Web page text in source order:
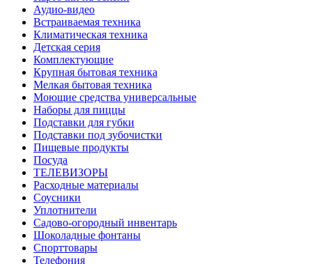
Аудио-видео
Встраиваемая техника
Климатическая техника
Детская серия
Комплектующие
Крупная бытовая техника
Мелкая бытовая техника
Моющие средства универсальные
Наборы для пиццы
Подставки для губки
Подставки под зубочистки
Пищевые продукты
Посуда
ТЕЛЕВИЗОРЫ
Расходные материалы
Соусники
Уплотнители
Садово-огородный инвентарь
Шоколадные фонтаны
Спорттовары
Телефония